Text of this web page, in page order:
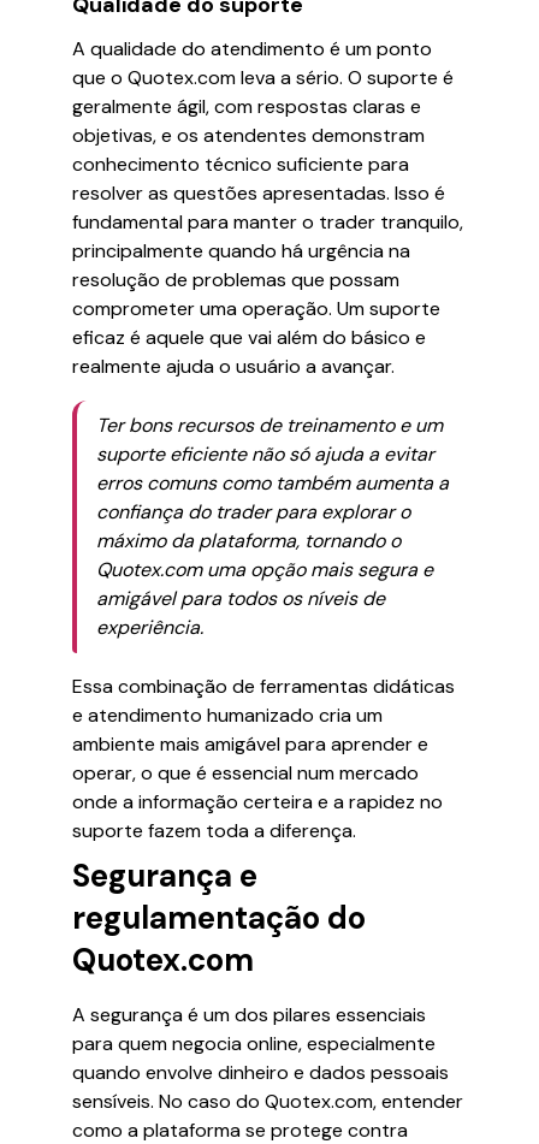
A qualidade do atendimento é um ponto
que o Quotex.com leva a sério. O suporte é
geralmente ágil, com respostas claras e
objetivas, e os atendentes demonstram
conhecimento técnico suficiente para
resolver as questões apresentadas. Isso é
fundamental para manter o trader tranquilo,
principalmente quando há urgência na
resolução de problemas que possam
comprometer uma operação. Um suporte
eficaz é aquele que vai além do básico e
realmente ajuda o usuário a avançar.
Ter bons recursos de treinamento e um
suporte eficiente não só ajuda a evitar
erros comuns como também aumenta a
confiança do trader para explorar o
máximo da plataforma, tornando o
Quotex.com uma opção mais segura e
amigável para todos os níveis de
experiência.
Essa combinação de ferramentas didáticas
e atendimento humanizado cria um
ambiente mais amigável para aprender e
operar, o que é essencial num mercado
onde a informação certeira e a rapidez no
suporte fazem toda a diferença.
Segurança e
regulamentação do
Quotex.com
A segurança é um dos pilares essenciais
para quem negocia online, especialmente
quando envolve dinheiro e dados pessoais
sensíveis. No caso do Quotex.com, entender
como a plataforma se protege contra